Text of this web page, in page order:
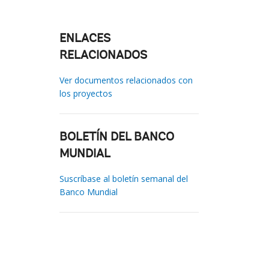
ENLACES
RELACIONADOS
Ver documentos relacionados con
los proyectos
BOLETÍN DEL BANCO
MUNDIAL
Suscríbase al boletín semanal del
Banco Mundial